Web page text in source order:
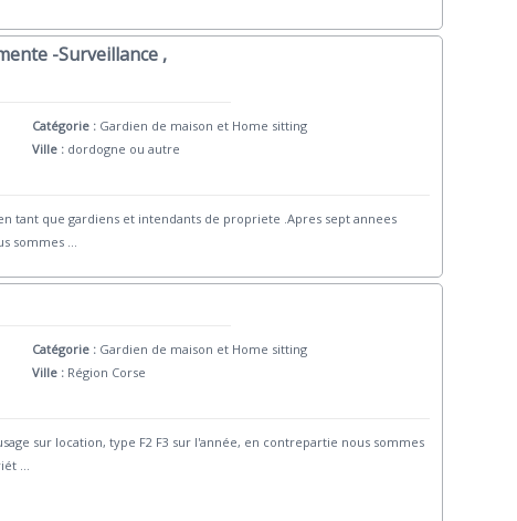
-Surveillance ,
Catégorie : Gardien de maison et Home sitting
Ville : dordogne ou autre
tant que gardiens et intendants de propriete .Apres sept annees
sommes ...
Catégorie : Gardien de maison et Home sitting
Ville : Région Corse
sur location, type F2 F3 sur l'année, en contrepartie nous sommes